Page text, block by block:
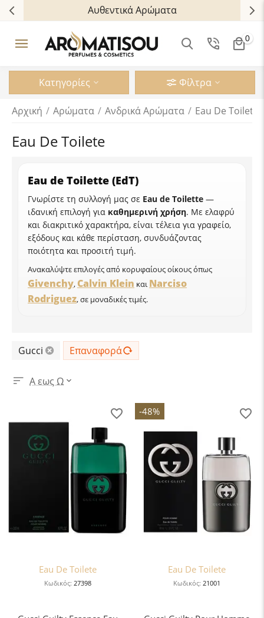
Αυθεντικά Αρώματα
0
Κατηγορίες Φίλτρα
Αρχική / Αρώματα / Ανδρικά Aρώματα / Eau De Toilete
Eau De Toilete
Eau de Toilette (EdT)
Γνωρίστε τη συλλογή μας σε Eau de Toilette —
ιδανική επιλογή για καθημερινή χρήση. Με ελαφρύ
και διακριτικό χαρακτήρα, είναι τέλεια για γραφείο,
εξόδους και κάθε περίσταση, συνδυάζοντας
ποιότητα και προσιτή τιμή.
Ανακαλύψτε επιλογές από κορυφαίους οίκους όπως
Givenchy, Calvin Klein καιNarciso
Rodriguez, σε μοναδικές τιμές.
Gucci Επαναφορά
Α εως Ω
Eau De Toilete
Κωδικός: 27398
-48%
Eau De Toilete
Κωδικός: 21001